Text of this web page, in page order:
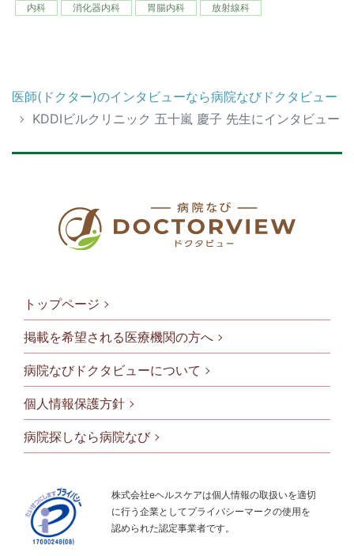
内科 消化器内科 胃腸内科 放射線科
医師(ドクター)のインタビューなら病院なびドクタビュー
KDDIビルクリニック 五十嵐 慶子 先生にインタビュー
フッタメニ
トップページ
掲載を希望される医療機関の方へ
病院なびドクタビューについて
個人情報保護方針
病院探しなら病院なび
株式会社eヘルスケアは個人情報の取扱いを適切
に行う企業としてプライバシーマークの使用を
認められた認定事業者です。